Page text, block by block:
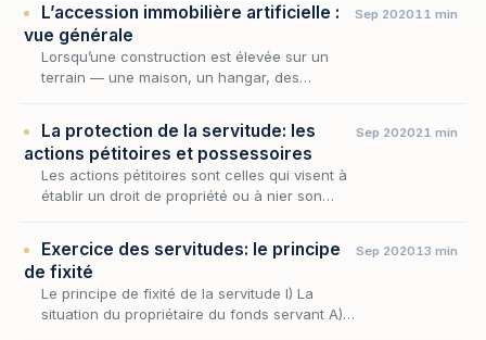
L’accession immobilière artificielle :
vue générale
Lorsqu’une construction est élevée sur un
terrain — une maison, un hangar, des
qui appartient…
Sep 202011 min
La protection de la servitude: les
actions pétitoires et possessoires
Les actions pétitoires sont celles qui visent à
établir un droit de propriété ou à nier son
Sep 202021 min
Exercice des servitudes: le principe
de fixité
Le principe de fixité de la servitude I) La
situation du propriétaire du fonds servant A)
Sep 202013 min